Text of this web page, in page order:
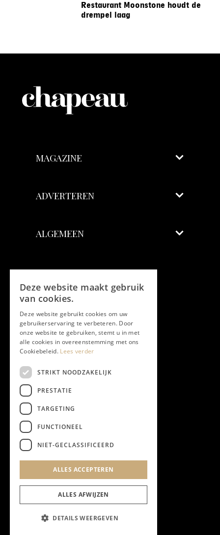
Restaurant Moonstone houdt de
drempel laag
MAGAZINE
ADVERTEREN
ALGEMEEN
Facebook
Twitter
Instagram
YouTube
NIEUWSBRIEF
Privacyverklaring
Cookieverklaring
@2023 Chapeau Magazine
Deze website maakt gebruik
van cookies.
Deze website gebruikt cookies om uw
gebruikerservaring te verbeteren. Door
onze website te gebruiken, stemt u in met
alle cookies in overeenstemming met ons
Cookiebeleid. Lees verder
STRIKT NOODZAKELIJK
PRESTATIE
TARGETING
FUNCTIONEEL
NIET-GECLASSIFICEERD
ALLES ACCEPTEREN
ALLES AFWIJZEN
DETAILS WEERGEVEN